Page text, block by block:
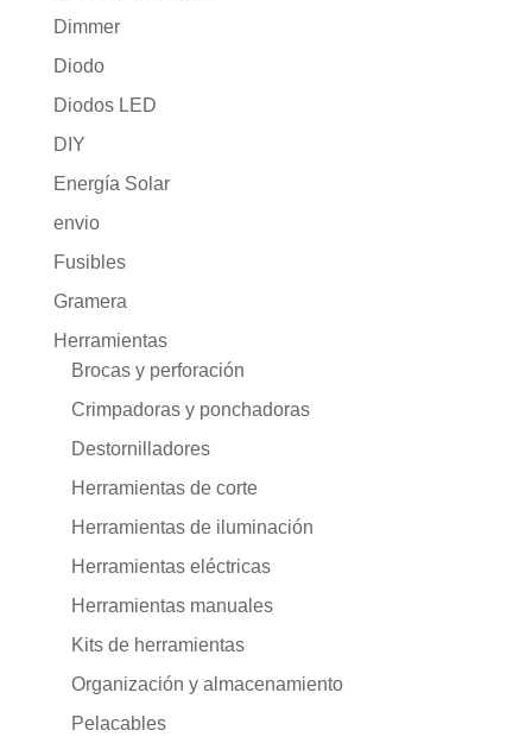
Dimmer
Diodo
Diodos LED
DIY
Energía Solar
envio
Fusibles
Gramera
Herramientas
Brocas y perforación
Crimpadoras y ponchadoras
Destornilladores
Herramientas de corte
Herramientas de iluminación
Herramientas eléctricas
Herramientas manuales
Kits de herramientas
Organización y almacenamiento
Pelacables